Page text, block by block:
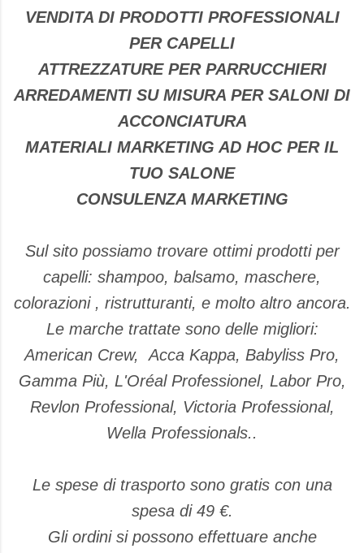
VENDITA DI PRODOTTI PROFESSIONALI
PER CAPELLI
ATTREZZATURE PER PARRUCCHIERI
ARREDAMENTI SU MISURA PER SALONI DI
ACCONCIATURA
MATERIALI MARKETING AD HOC PER IL
TUO SALONE
CONSULENZA MARKETING
Sul sito possiamo trovare ottimi prodotti per
capelli: shampoo, balsamo, maschere,
colorazioni , ristrutturanti, e molto altro ancora.
Le marche trattate sono delle migliori:
American Crew, Acca Kappa, Babyliss Pro,
Gamma Più, L'Oréal Professionel, Labor Pro,
Revlon Professional, Victoria Professional,
Wella Professionals..
Le spese di trasporto sono gratis con una
spesa di 49 €.
Gli ordini si possono effettuare anche